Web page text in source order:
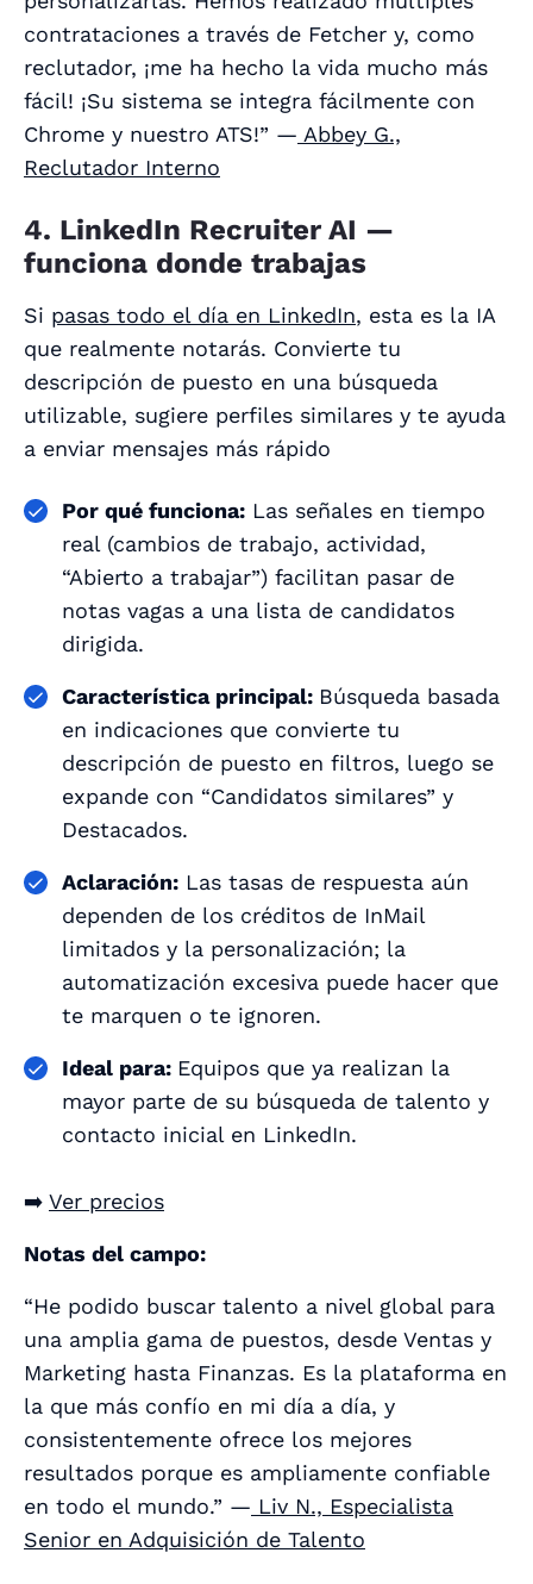
contrataciones a través de Fetcher y, como
reclutador, ¡me ha hecho la vida mucho más
fácil! ¡Su sistema se integra fácilmente con
Chrome y nuestro ATS!” — Abbey G.,
Reclutador Interno
4. LinkedIn Recruiter AI —
funciona donde trabajas
Si pasas todo el día en LinkedIn, esta es la IA
que realmente notarás. Convierte tu
descripción de puesto en una búsqueda
utilizable, sugiere perfiles similares y te ayuda
a enviar mensajes más rápido
Por qué funciona: Las señales en tiempo
real (cambios de trabajo, actividad,
“Abierto a trabajar”) facilitan pasar de
notas vagas a una lista de candidatos
dirigida.
Característica principal: Búsqueda basada
en indicaciones que convierte tu
descripción de puesto en filtros, luego se
expande con “Candidatos similares” y
Destacados.
Aclaración: Las tasas de respuesta aún
dependen de los créditos de InMail
limitados y la personalización; la
automatización excesiva puede hacer que
te marquen o te ignoren.
Ideal para: Equipos que ya realizan la
mayor parte de su búsqueda de talento y
contacto inicial en LinkedIn.
➡️ Ver precios
Notas del campo:
“He podido buscar talento a nivel global para
una amplia gama de puestos, desde Ventas y
Marketing hasta Finanzas. Es la plataforma en
la que más confío en mi día a día, y
consistentemente ofrece los mejores
resultados porque es ampliamente confiable
en todo el mundo.” — Liv N., Especialista
Senior en Adquisición de Talento